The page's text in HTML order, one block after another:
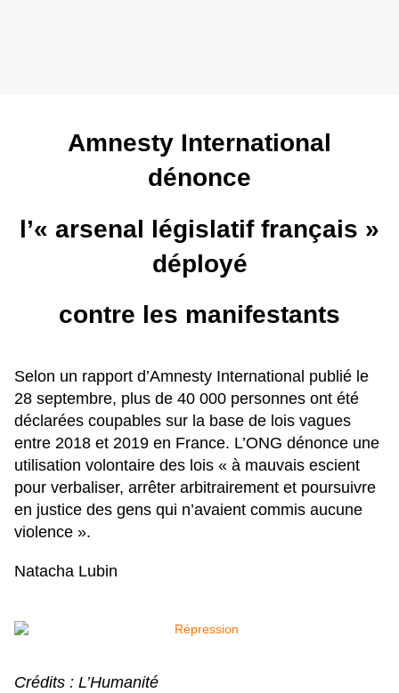
Amnesty International
dénonce
l’« arsenal législatif français »
déployé
contre les manifestants
Selon un rapport d’Amnesty International publié le
28 septembre, plus de 40 000 personnes ont été
déclarées coupables sur la base de lois vagues
entre 2018 et 2019 en France. L’ONG dénonce une
utilisation volontaire des lois « à mauvais escient
pour verbaliser, arrêter arbitrairement et poursuivre
en justice des gens qui n’avaient commis aucune
violence ».
Natacha Lubin
Crédits : L’Humanité